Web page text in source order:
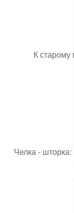
К
Челка - шторка: